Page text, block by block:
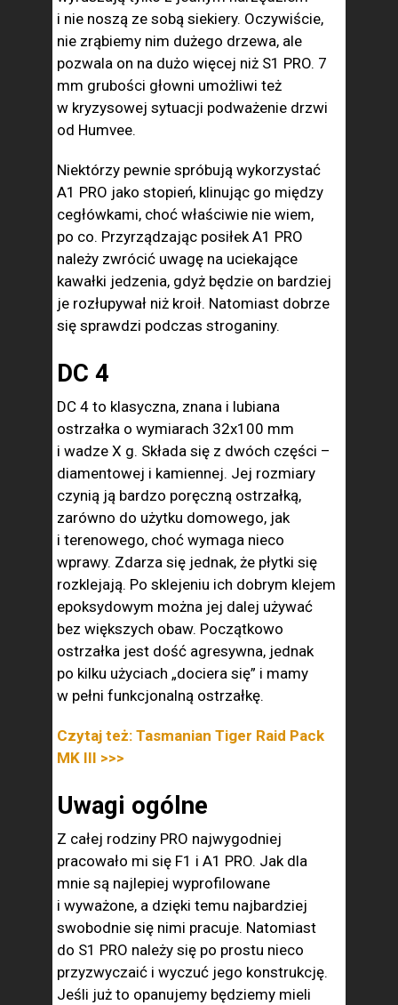
i nie noszą ze sobą siekiery. Oczywiście,
nie zrąbiemy nim dużego drzewa, ale
pozwala on na dużo więcej niż S1 PRO. 7
mm grubości głowni umożliwi też
w kryzysowej sytuacji podważenie drzwi
od Humvee.
Niektórzy pewnie spróbują wykorzystać
A1 PRO jako stopień, klinując go między
cegłówkami, choć właściwie nie wiem,
po co. Przyrządzając posiłek A1 PRO
należy zwrócić uwagę na uciekające
kawałki jedzenia, gdyż będzie on bardziej
je rozłupywał niż kroił. Natomiast dobrze
się sprawdzi podczas stroganiny.
DC 4
DC 4 to klasyczna, znana i lubiana
ostrzałka o wymiarach 32x100 mm
i wadze X g. Składa się z dwóch części –
diamentowej i kamiennej. Jej rozmiary
czynią ją bardzo poręczną ostrzałką,
zarówno do użytku domowego, jak
i terenowego, choć wymaga nieco
wprawy. Zdarza się jednak, że płytki się
rozklejają. Po sklejeniu ich dobrym klejem
epoksydowym można jej dalej używać
bez większych obaw. Początkowo
ostrzałka jest dość agresywna, jednak
po kilku użyciach „dociera się” i mamy
w pełni funkcjonalną ostrzałkę.
Czytaj też: Tasmanian Tiger Raid Pack
MK III >>>
Uwagi ogólne
Z całej rodziny PRO najwygodniej
pracowało mi się F1 i A1 PRO. Jak dla
mnie są najlepiej wyprofilowane
i wyważone, a dzięki temu najbardziej
swobodnie się nimi pracuje. Natomiast
do S1 PRO należy się po prostu nieco
przyzwyczaić i wyczuć jego konstrukcję.
Jeśli już to opanujemy będziemy mieli